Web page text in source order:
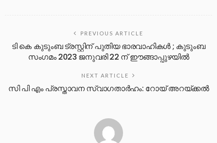
PREVIOUS ARTICLE
ടി കെ കുടുംബ ട്രസ്റ്റിന് പുതിയ ഭാരവാഹികൾ ; കുടുംബ
സംഗമം 2023 ജനുവരി 22 ന് ഈങ്ങാപ്പുഴയിൽ
NEXT ARTICLE
സി പി എം പ്രസ്താവന സ്വാഗതാർഹം: റോയ് അറയ്ക്കൽ